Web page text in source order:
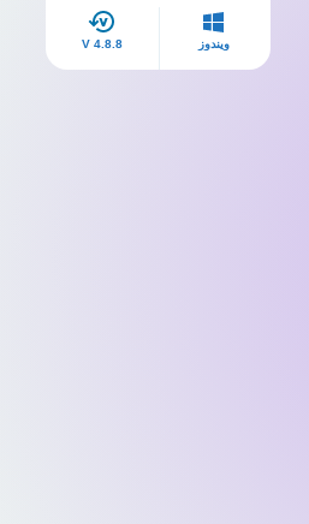
ويندوز V 4.8.8